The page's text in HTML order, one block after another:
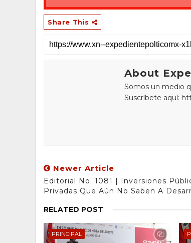
Share This
About
Somos un medio
Suscríbete aquí:
Newer Article
Editorial No. 1081 | Inversiones
Privadas Que Aún No Saben A
RELATED POST
PRINCIPAL